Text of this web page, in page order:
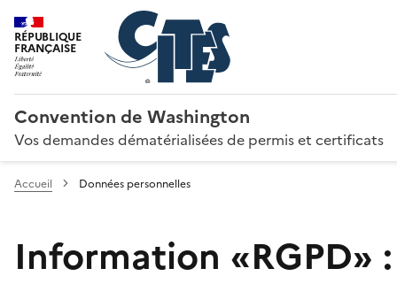
RÉPUBLIQUE
FRANÇAISE
Convention de Washington
Vos demandes dématérialisées de permis et certificats
Accueil Données personnelles
Information «RGPD»